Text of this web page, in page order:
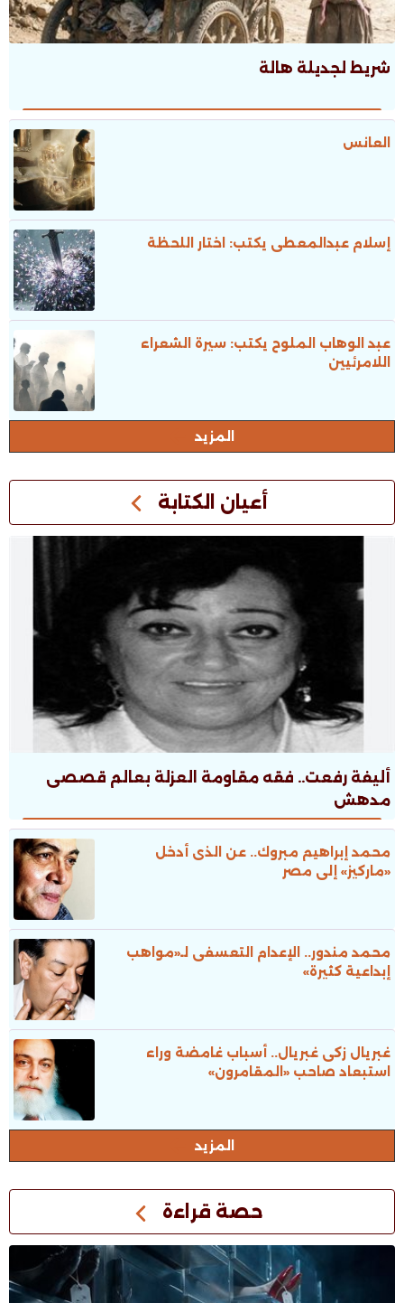
شريط لجديلة هالة
العانس
إسلام عبدالمعطى يكتب: اختار اللحظة
عبد الوهاب الملوح يكتب: سيرة الشعراء
اللامرئيين
المزيد
أعيان الكتابة
أليفة رفعت.. فقه مقاومة العزلة بعالم قصصى
مدهش
محمد إبراهيم مبروك.. عن الذى أدخل
«ماركيز» إلى مصر
محمد مندور.. الإعدام التعسفى لـ«مواهب
إبداعية كثيرة»
غبريال زكى غبريال.. أسباب غامضة وراء
استبعاد صاحب «المقامرون»
المزيد
حصة قراءة